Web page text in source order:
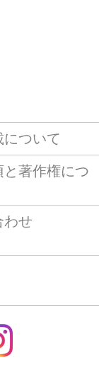
について
と著作権につ
わせ